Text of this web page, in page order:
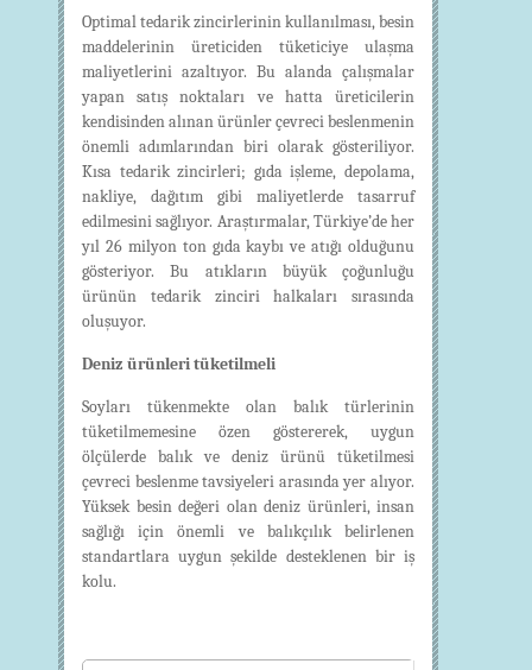
Optimal tedarik zincirlerinin kullanılması, besin
maddelerinin üreticiden tüketiciye ulaşma
maliyetlerini azaltıyor. Bu alanda çalışmalar
yapan satış noktaları ve hatta üreticilerin
kendisinden alınan ürünler çevreci beslenmenin
önemli adımlarından biri olarak gösteriliyor.
Kısa tedarik zincirleri; gıda işleme, depolama,
nakliye, dağıtım gibi maliyetlerde tasarruf
edilmesini sağlıyor. Araştırmalar, Türkiye’de her
yıl 26 milyon ton gıda kaybı ve atığı olduğunu
gösteriyor. Bu atıkların büyük çoğunluğu
ürünün tedarik zinciri halkaları sırasında
oluşuyor.
Deniz ürünleri tüketilmeli
Soyları tükenmekte olan balık türlerinin
tüketilmemesine özen göstererek, uygun
ölçülerde balık ve deniz ürünü tüketilmesi
çevreci beslenme tavsiyeleri arasında yer alıyor.
Yüksek besin değeri olan deniz ürünleri, insan
sağlığı için önemli ve balıkçılık belirlenen
standartlara uygun şekilde desteklenen bir iş
kolu.